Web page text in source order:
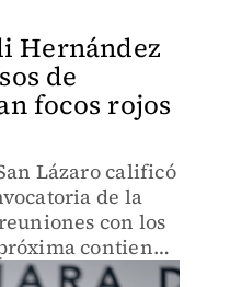
Hernández
de
focos rojos
Lázaro calificó
de la
con los
contienda